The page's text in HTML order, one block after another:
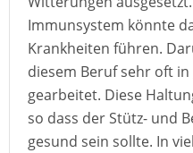
Immunsystem könnte
Krankheiten führen.
diesem Beruf sehr oft
gearbeitet. Diese
so dass der Stütz- und
gesund sein sollte. In